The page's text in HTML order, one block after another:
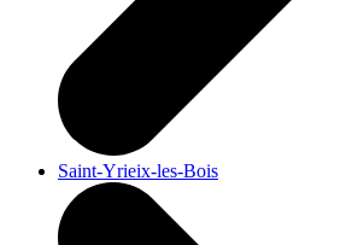
Saint-Yrieix-les-Bois